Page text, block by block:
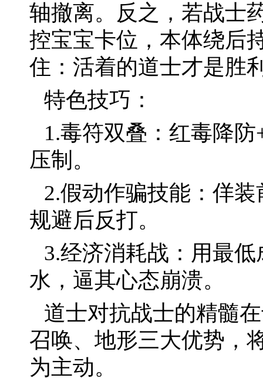
轴撤离。反之，若战士
控宝宝卡位，本体绕后
住：活着的道士才是胜
特色技巧：
1.毒符双叠：红毒降
压制。
2.假动作骗技能：佯
规避后反打。
3.经济消耗战：用最
水，逼其心态崩溃。
道士对抗战士的精髓
召唤、地形三大优势，
为主动。